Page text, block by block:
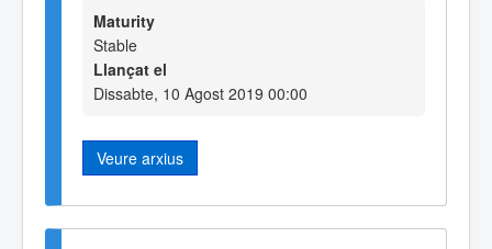
Maturity
Stable
Llançat el
Dissabte, 10 Agost 2019 00:00
Veure arxius